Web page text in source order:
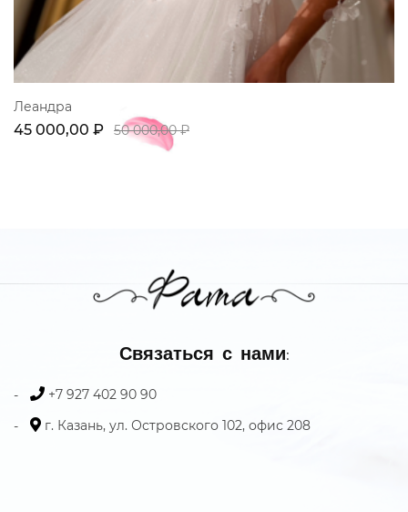
Леандра
45 000,00 ₽ 50 000,00 ₽
Связаться с нами:
+7 927 402 90 90
г. Казань, ул. Островского 102, офис 208